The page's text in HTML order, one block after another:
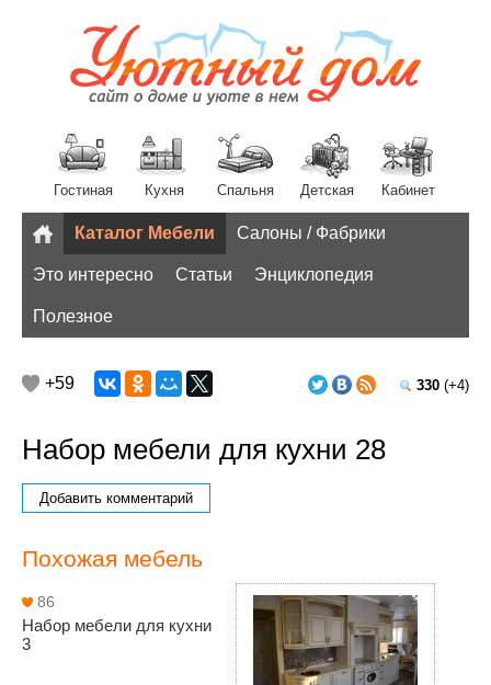
Гостиная Кухня Спальня Детская Кабинет
Разное
Каталог Мебели Салоны / Фабрики
Это интересно Статьи Энциклопедия
Полезное
330 (+4)
+59
Набор мебели для кухни 28
Добавить комментарий
Похожая мебель
86
Набор мебели для кухни
3